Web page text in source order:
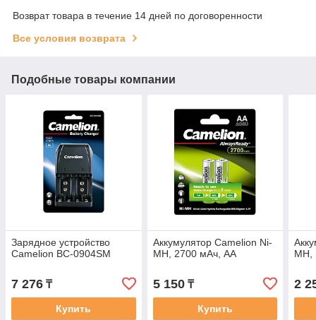
Возврат товара в течение 14 дней по договоренности
Все условия возврата
Подобные товары компании
Зарядное устройство
Camelion BC-0904SM
7 276 ₸
Купить
Аккумулятор Camelion Ni-
MH, 2700 мАч, АА
5 150₸
Купить
MH,
2